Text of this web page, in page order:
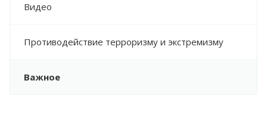
Видео
Противодействие терроризму и экстремизму
Важное